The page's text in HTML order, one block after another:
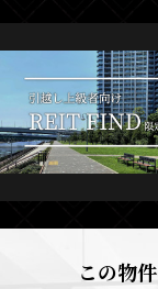
この物